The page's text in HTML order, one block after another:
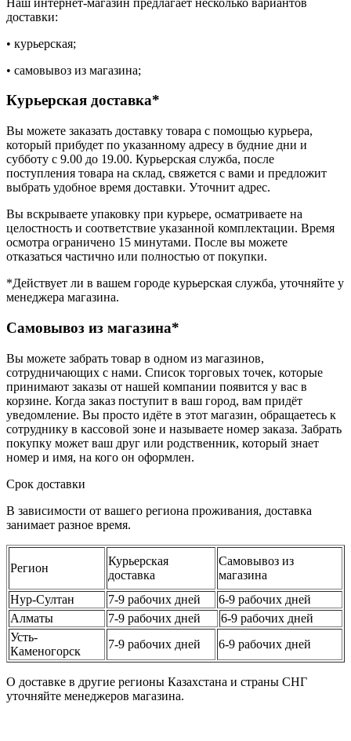
доставки:
• курьерская;
• самовывоз из магазина;
Курьерская доставка*
Вы можете заказать доставку товара с помощью курьера,
который прибудет по указанному адресу в будние дни и
субботу с 9.00 до 19.00. Курьерская служба, после
поступления товара на склад, свяжется с вами и предложит
выбрать удобное время доставки. Уточнит адрес.
Вы вскрываете упаковку при курьере, осматриваете на
целостность и соответствие указанной комплектации. Время
осмотра ограничено 15 минутами. После вы можете
отказаться частично или полностью от покупки.
*Действует ли в вашем городе курьерская служба, уточняйте у
менеджера магазина.
Самовывоз из магазина*
Вы можете забрать товар в одном из магазинов,
сотрудничающих с нами. Список торговых точек, которые
принимают заказы от нашей компании появится у вас в
корзине. Когда заказ поступит в ваш город, вам придёт
уведомление. Вы просто идёте в этот магазин, обращаетесь к
сотруднику в кассовой зоне и называете номер заказа. Забрать
покупку может ваш друг или родственник, который знает
номер и имя, на кого он оформлен.
Срок доставки
В зависимости от вашего региона проживания, доставка
занимает разное время.
Регион
Курьерская
доставка
Самовывоз из
магазина
Нур-Султан
7-9 рабочих дней
6-9 рабочих дней
Алматы
7-9 рабочих дней
6-9 рабочих дней
Усть-
Каменогорск
7-9 рабочих дней 6-9 рабочих дней
О доставке в другие регионы Казахстана и страны СНГ
уточняйте менеджеров магазина.